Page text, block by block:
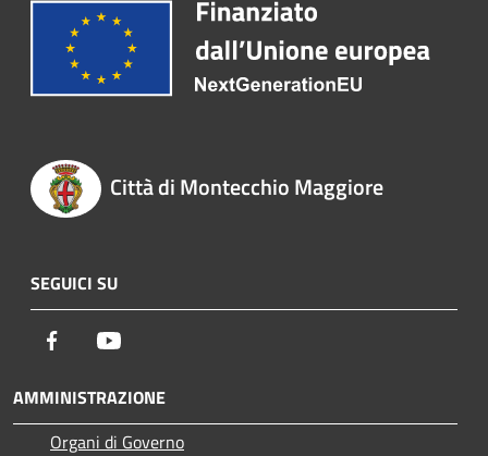
Città di Montecchio Maggiore
SEGUICI SU
Facebook
AMMINISTRAZIONE
Organi di Governo